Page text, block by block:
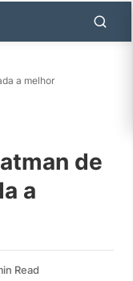
a melhor
de
a
Read